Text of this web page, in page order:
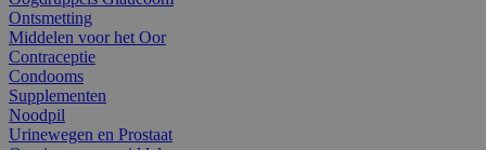
Ontsmetting
Middelen voor het Oor
Contraceptie
Condooms
Supplementen
Noodpil
Urinewegen en Prostaat